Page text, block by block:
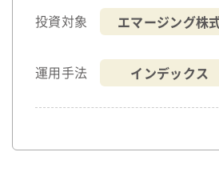
投資対象 エマージング株
運用手法 インデックス